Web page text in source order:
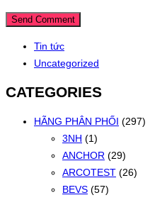
Tin tức
Uncategorized
CATEGORIES
HÃNG PHÂN PHỐI (297)
3NH (1)
ANCHOR (29)
ARCOTEST (26)
BEVS (57)